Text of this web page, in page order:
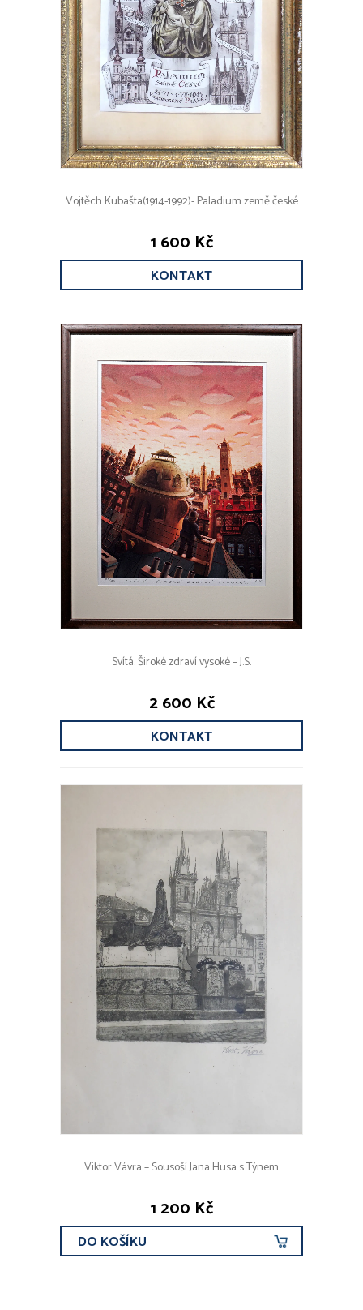
Vojtěch Kubašta(1914-1992)- Paladium země české
1 600 Kč
KONTAKT
Svítá. Široké zdraví vysoké – J.S.
2 600 Kč
KONTAKT
Viktor Vávra – Sousoší Jana Husa s Týnem
1 200 Kč
DO KOŠÍKU